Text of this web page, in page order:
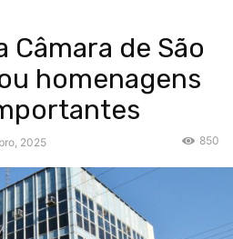
Câmara de São
homenagens
2025 850